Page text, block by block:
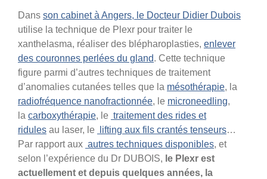
Dans son cabinet à Angers, le Docteur Didier Dubois
utilise la technique de Plexr pour traiter le
xanthelasma, réaliser des blépharoplasties, enlever
des couronnes perlées du gland. Cette technique
figure parmi d’autres techniques de traitement
d’anomalies cutanées telles que la mésothérapie, la
radiofréquence nanofractionnée, le microneedling,
la carboxythérapie, le traitement des rides et
ridules au laser, le lifting aux fils crantés tenseurs…
Par rapport aux autres techniques disponibles, et
selon l’expérience du Dr DUBOIS, le Plexr est
actuellement et depuis quelques années, la